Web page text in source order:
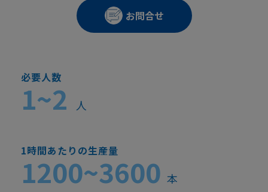
お問合せ
必要人数
1~2 人
1時間あたりの生産量
1200~3600 本